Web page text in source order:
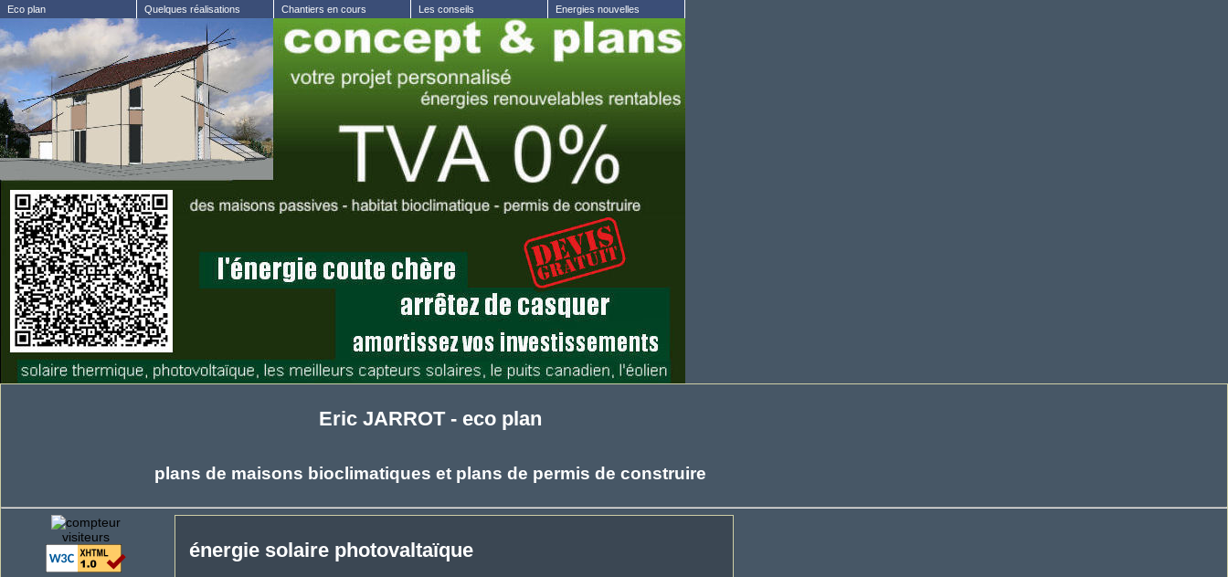
Eco plan Quelques réalisations Chantiers en cours Les conseils Energies nouvelles
Eric JARROT - eco plan
plans de maisons bioclimatiques et plans de permis de construire
visiteurs
énergie solaire photovaltaïque